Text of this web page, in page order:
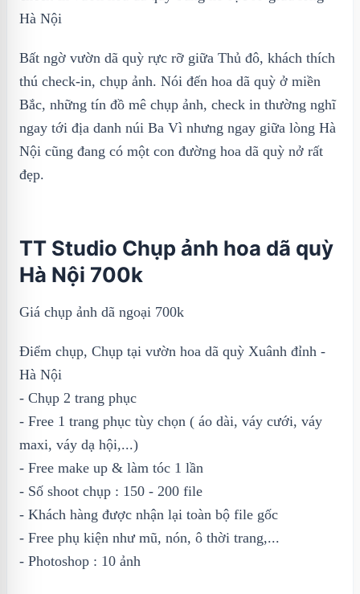
Hà Nội
Bất ngờ vườn dã quỳ rực rỡ giữa Thủ đô, khách thích
thú check-in, chụp ảnh. Nói đến hoa dã quỳ ở miền
Bắc, những tín đồ mê chụp ảnh, check in thường nghĩ
ngay tới địa danh núi Ba Vì nhưng ngay giữa lòng Hà
Nội cũng đang có một con đường hoa dã quỳ nở rất
đẹp.
TT Studio Chụp ảnh hoa dã quỳ
Hà Nội 700k
Giá chụp ảnh dã ngoại 700k
Điểm chụp, Chụp tại vườn hoa dã quỳ Xuânh đỉnh -
Hà Nội
- Chụp 2 trang phục
- Free 1 trang phục tùy chọn ( áo dài, váy cưới, váy
maxi, váy dạ hội,...)
- Free make up & làm tóc 1 lần
- Số shoot chụp : 150 - 200 file
- Khách hàng được nhận lại toàn bộ file gốc
- Free phụ kiện như mũ, nón, ô thời trang,...
- Photoshop : 10 ảnh